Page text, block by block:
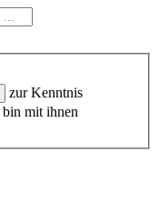
zur Kenntnis
bin mit ihnen